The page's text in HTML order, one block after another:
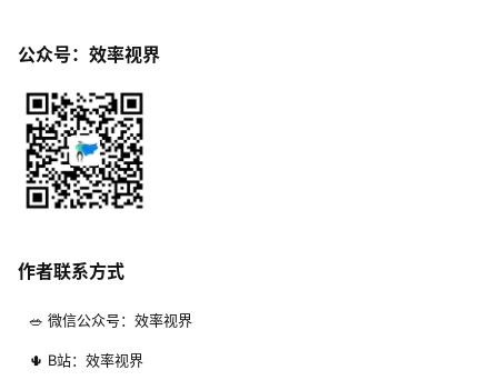
公众号：效率视界
作者联系方式
🥗 微信公众号：效率视界
🌵 B站：效率视界